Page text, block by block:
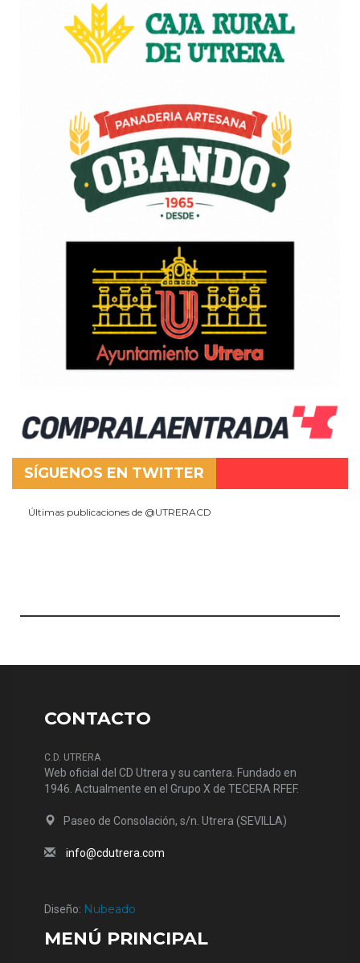
SÍGUENOS EN TWITTER
Últimas publicaciones de @UTRERACD
CONTACTO
C.D. UTRERA
Web oficial del CD Utrera y su cantera. Fundado en
1946. Actualmente en el Grupo X de TECERA RFEF.
Paseo de Consolación, s/n. Utrera (SEVILLA)
info@cdutrera.com
Diseño: Nubeado
MENÚ PRINCIPAL